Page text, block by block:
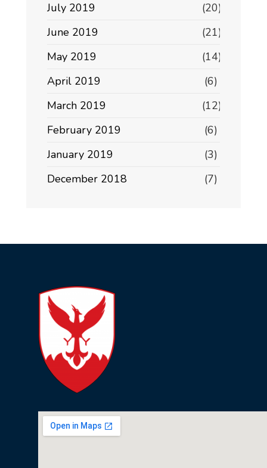
July 2019
(20)
June 2019
(21)
May 2019
(14)
April 2019
(6)
March 2019
(12)
February 2019
(6)
January 2019
(3)
December 2018
(7)